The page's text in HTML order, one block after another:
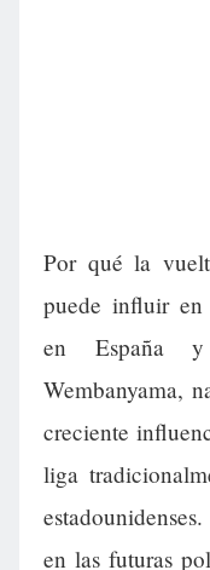
Por qué la
puede influir en
en España
Wembanyama,
creciente
liga
en las futuras